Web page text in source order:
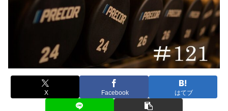
X Facebook はてブ